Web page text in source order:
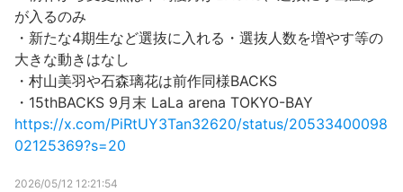
が入るのみ
・新たな4期生など選抜に入れる・選抜人数を増やす等の
大きな動きはなし
・村山美羽や石森璃花は前作同様BACKS
・15thBACKS 9月末 LaLa arena TOKYO-BAY
https://x.com/PiRtUY3Tan32620/status/20533400098
02125369?s=20
2026/05/12 12:21:54